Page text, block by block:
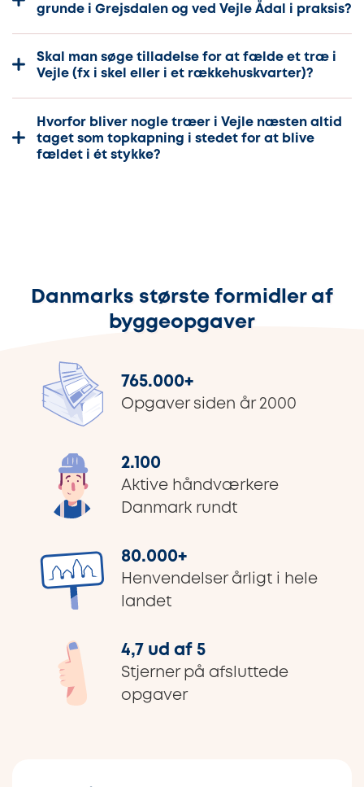
grunde i Grejsdalen og ved Vejle Ådal i praksis?
Skal man søge tilladelse for at fælde et træ i
Vejle (fx i skel eller i et rækkehuskvarter)?
Hvorfor bliver nogle træer i Vejle næsten altid
taget som topkapning i stedet for at blive
fældet i ét stykke?
Danmarks største formidler af
byggeopgaver
765.000+
Opgaver siden år 2000
2.100
Aktive håndværkere
Danmark rundt
80.000+
Henvendelser årligt i hele
landet
4,7 ud af 5
Stjerner på afsluttede
opgaver